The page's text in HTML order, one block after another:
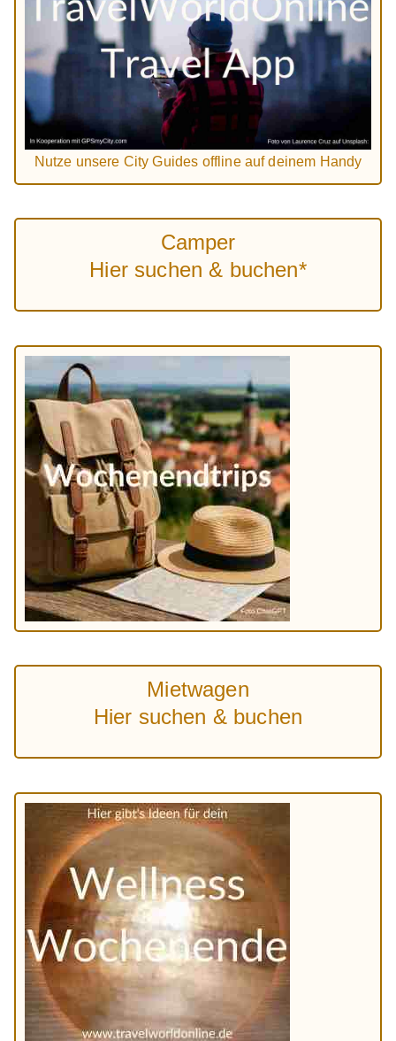
Nutze unsere City Guides offline auf deinem Handy
Camper
Hier suchen & buchen*
Mietwagen
Hier suchen & buchen